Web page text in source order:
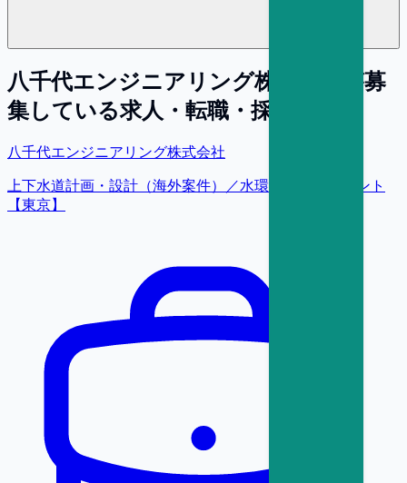
八千代エンジニアリング株式会社
が募
集している求人・転職・採用情報
八千代エンジニアリング株式会社
上下水道計画・設計（海外案件）／水環境コンサルタント
【東京】